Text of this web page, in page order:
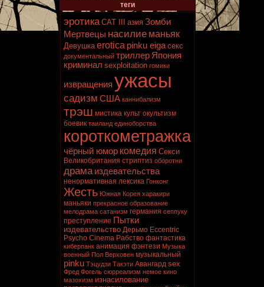
теги
эротика CAT III азия Зомби
Мертвецы насилие маньяк
Девушка erotica pinku eiga секс
документальный триллер Япония
криминал sexploitation гомики
извращения ужасы
садизм США каннибализм
трэш мистика культ окультизм
боевик таиланд единоборства
короткометражка
чёрный юмор комедия Секси
Великобритания стриптиз оборотни
драма издевательства
ненормативная лексика Гонконг
Жесть Южная Корея харакири
маньяки прекрасное образование
мелодрама сатанизм германия сеппуку
преступление Пытки
издевательство Дерьмо Eccentric
Psycho Cinema Рабство фантастика
киберпанк анимация фэнтези Музыка
военный Пол Верховен музыкальный
pinku Тэцудзи Такэти Авангард sex
Фред Фогель сюрреализм немое кино
мазохизм изнасилование